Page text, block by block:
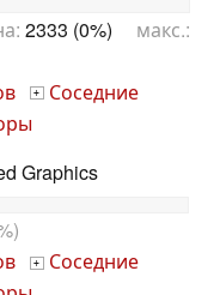
2333 (0%) макс.:
+ Соседние
Graphics
+ Соседние